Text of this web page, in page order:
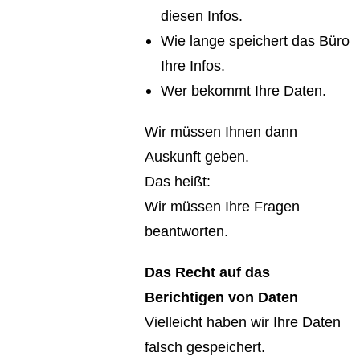
diesen Infos.
Wie lange speichert das Büro
Ihre Infos.
Wer bekommt Ihre Daten.
Wir müssen Ihnen dann
Auskunft geben.
Das heißt:
Wir müssen Ihre Fragen
beantworten.
Das Recht auf das
Berichtigen von Daten
Vielleicht haben wir Ihre Daten
falsch gespeichert.